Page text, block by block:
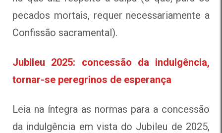
pecados mortais, requer necessariamente a
Confissão sacramental).
Jubileu 2025: concessão da indulgência,
tornar-se peregrinos de esperança
Leia na íntegra as normas para a concessão
da indulgência em vista do Jubileu de 2025,